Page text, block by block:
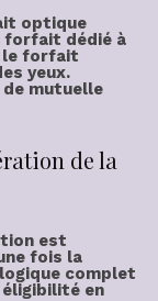
optique
dédié à
le forfait
yeux.
mutuelle
de la
est
fois la
complet
en